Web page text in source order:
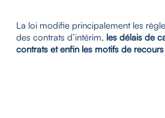
La loi modifie principalement les
des contrats d’intérim, les délais de
contrats et enfin les motifs de recours